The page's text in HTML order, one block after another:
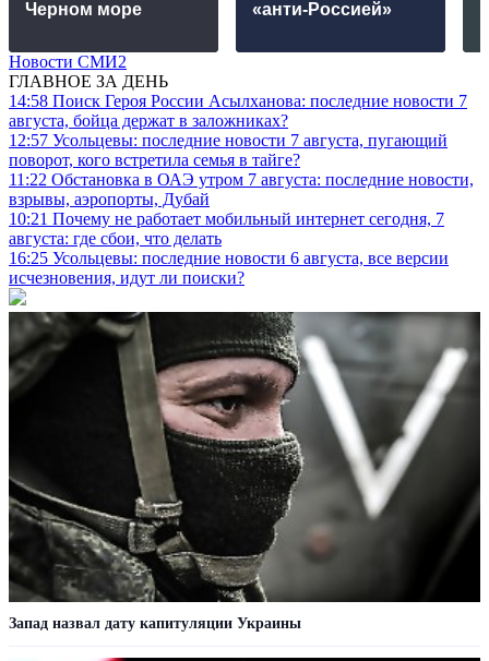
Черном море «анти-Россией»
Новости СМИ2
ГЛАВНОЕ ЗА ДЕНЬ
14:58 Поиск Героя России Асылханова: последние новости 7
августа, бойца держат в заложниках?
12:57 Усольцевы: последние новости 7 августа, пугающий
поворот, кого встретила семья в тайге?
11:22 Обстановка в ОАЭ утром 7 августа: последние новости,
взрывы, аэропорты, Дубай
10:21 Почему не работает мобильный интернет сегодня, 7
августа: где сбои, что делать
16:25 Усольцевы: последние новости 6 августа, все версии
исчезновения, идут ли поиски?
Запад назвал дату капитуляции Украины